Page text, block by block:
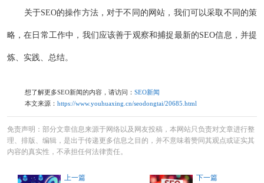
关于SEO的操作方法，对于不同的网站，我们可以采取不同的策
略，在日常工作中，我们应该善于观察和捕捉最新的SEO信息，并提
炼、实践、总结。
想了解更多SEO新闻的内容，请访问： SEO新闻
本文来源： https://www.youhuaxing.cn/seodongtai/20685.html
免责声明：部分文章信息来源于网络以及网友投稿，本网站只负责对文章进行整
理、排版、编辑，是出于传递更多信息之目的，并不意味着赞同其观点或证实其
内容的真实性，不承担任何法律责任。
上一篇
下一篇